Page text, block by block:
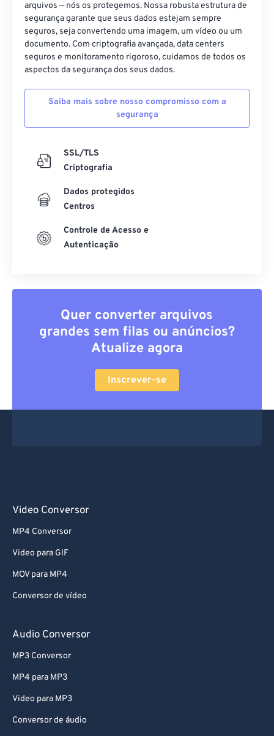
arquivos — nós os protegemos. Nossa robusta estrutura de
segurança garante que seus dados estejam sempre
seguros, seja convertendo uma imagem, um vídeo ou um
documento. Com criptografia avançada, data centers
seguros e monitoramento rigoroso, cuidamos de todos os
aspectos da segurança dos seus dados.
Saiba mais sobre nosso compromisso com a
segurança
SSL/TLS
Criptografia
Dados protegidos
Centros
Controle de Acesso e
Autenticação
Quer converter arquivos
grandes sem filas ou anúncios?
Atualize agora
Inscrever-se
Video Conversor
MP4 Conversor
Video para GIF
MOV para MP4
Conversor de vídeo
Audio Conversor
MP3 Conversor
MP4 para MP3
Video para MP3
Conversor de áudio